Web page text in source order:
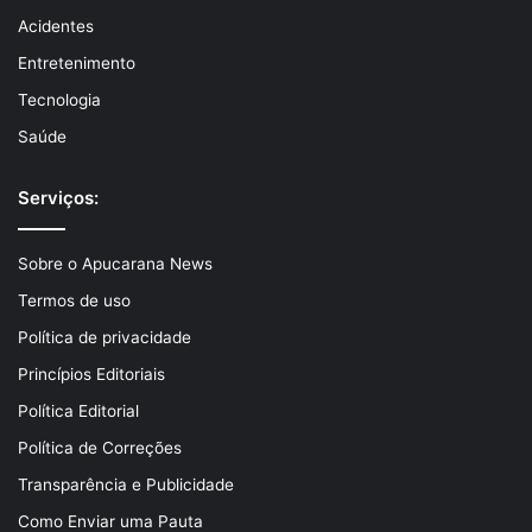
Acidentes
Entretenimento
Tecnologia
Saúde
Serviços:
Sobre o Apucarana News
Termos de uso
Política de privacidade
Princípios Editoriais
Política Editorial
Política de Correções
Transparência e Publicidade
Como Enviar uma Pauta